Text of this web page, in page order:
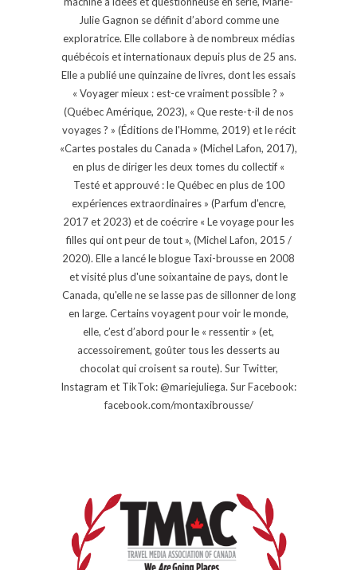
Julie Gagnon se définit d’abord comme une
exploratrice. Elle collabore à de nombreux médias
québécois et internationaux depuis plus de 25 ans.
Elle a publié une quinzaine de livres, dont les essais
« Voyager mieux : est-ce vraiment possible ? »
(Québec Amérique, 2023), « Que reste-t-il de nos
voyages ? » (Éditions de l'Homme, 2019) et le récit
«Cartes postales du Canada » (Michel Lafon, 2017),
en plus de diriger les deux tomes du collectif «
Testé et approuvé : le Québec en plus de 100
expériences extraordinaires » (Parfum d'encre,
2017 et 2023) et de coécrire « Le voyage pour les
filles qui ont peur de tout », (Michel Lafon, 2015 /
2020). Elle a lancé le blogue Taxi-brousse en 2008
et visité plus d'une soixantaine de pays, dont le
Canada, qu'elle ne se lasse pas de sillonner de long
en large. Certains voyagent pour voir le monde,
elle, c’est d’abord pour le « ressentir » (et,
accessoirement, goûter tous les desserts au
chocolat qui croisent sa route). Sur Twitter,
Instagram et TikTok: @mariejuliega. Sur Facebook:
facebook.com/montaxibrousse/